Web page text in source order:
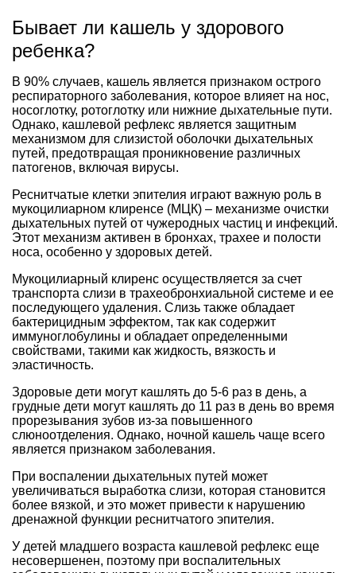
Бывает ли кашель у здорового
ребенка?
В 90% случаев, кашель является признаком острого
респираторного заболевания, которое влияет на нос,
носоглотку, ротоглотку или нижние дыхательные пути.
Однако, кашлевой рефлекс является защитным
механизмом для слизистой оболочки дыхательных
путей, предотвращая проникновение различных
патогенов, включая вирусы.
Реснитчатые клетки эпителия играют важную роль в
мукоцилиарном клиренсе (МЦК) – механизме очистки
дыхательных путей от чужеродных частиц и инфекций.
Этот механизм активен в бронхах, трахее и полости
носа, особенно у здоровых детей.
Мукоцилиарный клиренс осуществляется за счет
транспорта слизи в трахеобронхиальной системе и ее
последующего удаления. Слизь также обладает
бактерицидным эффектом, так как содержит
иммуноглобулины и обладает определенными
свойствами, такими как жидкость, вязкость и
эластичность.
Здоровые дети могут кашлять до 5-6 раз в день, а
грудные дети могут кашлять до 11 раз в день во время
прорезывания зубов из-за повышенного
слюноотделения. Однако, ночной кашель чаще всего
является признаком заболевания.
При воспалении дыхательных путей может
увеличиваться выработка слизи, которая становится
более вязкой, и это может привести к нарушению
дренажной функции реснитчатого эпителия.
У детей младшего возраста кашлевой рефлекс еще
несовершенен, поэтому при воспалительных